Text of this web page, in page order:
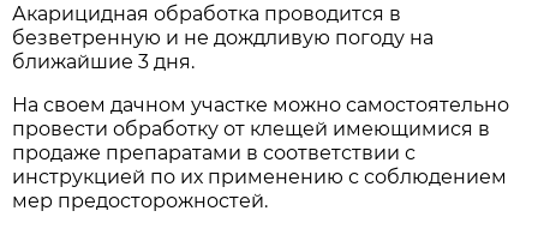
Акарицидная обработка проводится в
безветренную и не дождливую погоду на
ближайшие 3 дня.
На своем дачном участке можно самостоятельно
провести обработку от клещей имеющимися в
продаже препаратами в соответствии с
инструкцией по их применению с соблюдением
мер предосторожностей.